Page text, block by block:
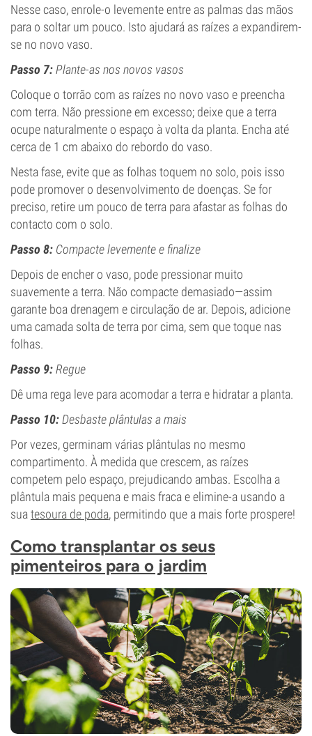
Nesse caso, enrole-o levemente entre as palmas das mãos
para o soltar um pouco. Isto ajudará as raízes a expandirem-
se no novo vaso.
Passo 7:Plante-as nos novos vasos
Coloque o torrão com as raízes no novo vaso e preencha
com terra. Não pressione em excesso; deixe que a terra
ocupe naturalmente o espaço à volta da planta. Encha até
cerca de 1 cm abaixo do rebordo do vaso.
Nesta fase, evite que as folhas toquem no solo, pois isso
pode promover o desenvolvimento de doenças. Se for
preciso, retire um pouco de terra para afastar as folhas do
contacto com o solo.
Passo 8: Compacte levemente e finalize
Depois de encher o vaso, pode pressionar muito
suavemente a terra. Não compacte demasiado—assim
garante boa drenagem e circulação de ar. Depois, adicione
uma camada solta de terra por cima, sem que toque nas
folhas.
Passo 9:Regue
Dê uma rega leve para acomodar a terra e hidratar a planta.
Passo 10:Desbaste plântulas a mais
Por vezes, germinam várias plântulas no mesmo
compartimento. À medida que crescem, as raízes
competem pelo espaço, prejudicando ambas. Escolha a
plântula mais pequena e mais fraca e elimine-a usando a
suatesoura de poda, permitindo que a mais forte prospere!
Como transplantar os seus
pimenteiros para o jardim